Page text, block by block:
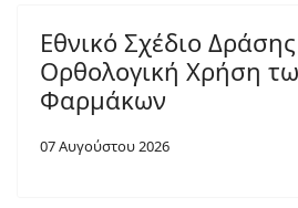
Εθνικό Σχέδιο
Ορθολογική Χρήση
Φαρμάκων
07 Αυγούστου 2026